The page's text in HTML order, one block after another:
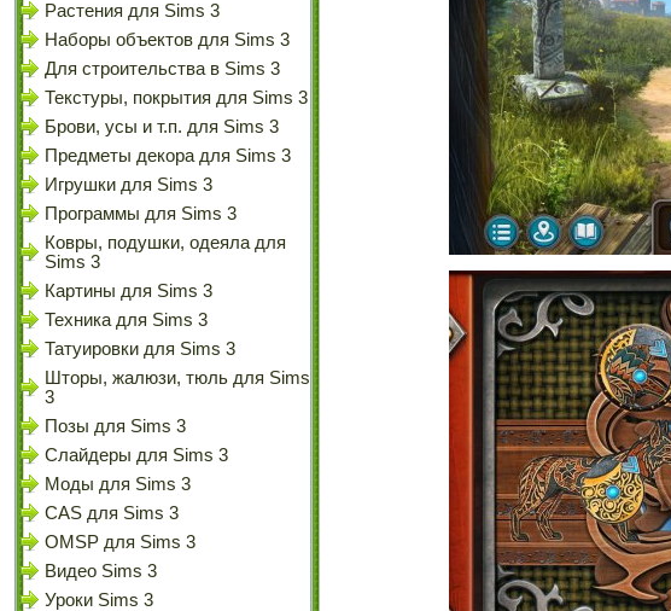
Растения для Sims 3
Наборы объектов для Sims 3
Для строительства в Sims 3
Текстуры, покрытия для Sims 3
Брови, усы и т.п. для Sims 3
Предметы декора для Sims 3
Игрушки для Sims 3
Программы для Sims 3
Ковры, подушки, одеяла для
Sims 3
Картины для Sims 3
Техника для Sims 3
Татуировки для Sims 3
Шторы, жалюзи, тюль для Sims
3
Позы для Sims 3
Слайдеры для Sims 3
Моды для Sims 3
CAS для Sims 3
OMSP для Sims 3
Видео Sims 3
Уроки Sims 3